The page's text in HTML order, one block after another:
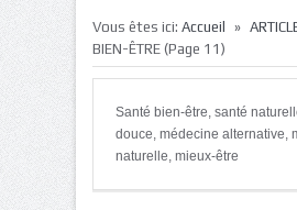
Vous êtes ici: Accueil »
BIEN-ÊTRE (Page 11)
Santé bien-être, santé
douce, médecine alternative,
naturelle, mieux-être